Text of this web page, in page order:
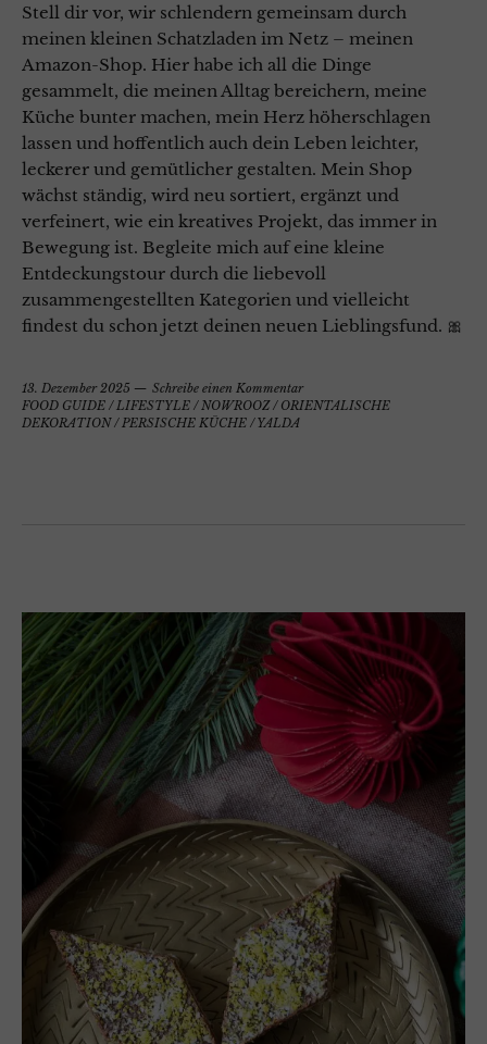
Stell dir vor, wir schlendern gemeinsam durch
meinen kleinen Schatzladen im Netz – meinen
Amazon-Shop. Hier habe ich all die Dinge
gesammelt, die meinen Alltag bereichern, meine
Küche bunter machen, mein Herz höherschlagen
lassen und hoffentlich auch dein Leben leichter,
leckerer und gemütlicher gestalten. Mein Shop
wächst ständig, wird neu sortiert, ergänzt und
verfeinert, wie ein kreatives Projekt, das immer in
Bewegung ist. Begleite mich auf eine kleine
Entdeckungstour durch die liebevoll
zusammengestellten Kategorien und vielleicht
findest du schon jetzt deinen neuen Lieblingsfund. 🎀
13. Dezember 2025
Schreibe einen Kommentar
FOOD GUIDE / LIFESTYLE / NOWROOZ/ ORIENTALISCHE
DEKORATION/ PERSISCHE KÜCHE /YALDA